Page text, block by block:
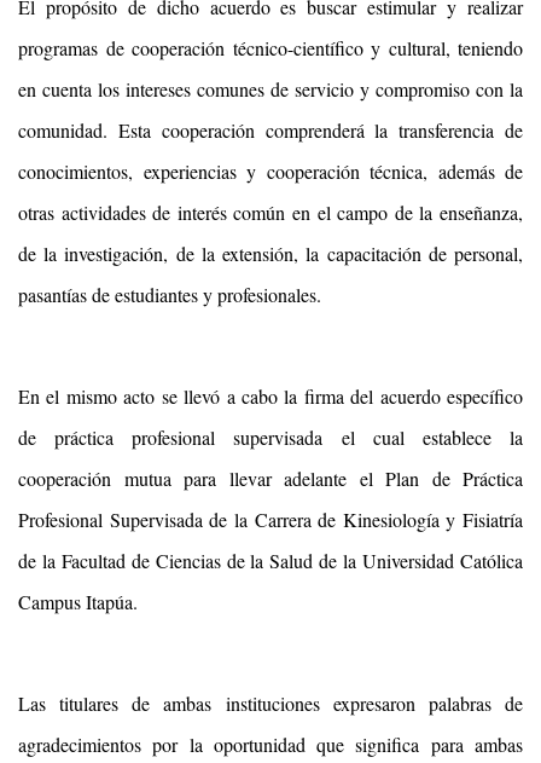
El propósito de dicho acuerdo es buscar estimular y realizar
programas de cooperación técnico-científico y cultural, teniendo
en cuenta los intereses comunes de servicio y compromiso con la
comunidad. Esta cooperación comprenderá la transferencia de
conocimientos, experiencias y cooperación técnica, además de
otras actividades de interés común en el campo de la enseñanza,
de la investigación, de la extensión, la capacitación de personal,
pasantías de estudiantes y profesionales.
En el mismo acto se llevó a cabo la firma del acuerdo específico
de práctica profesional supervisada el cual establece la
cooperación mutua para llevar adelante el Plan de Práctica
Profesional Supervisada de la Carrera de Kinesiología y Fisiatría
de la Facultad de Ciencias de la Salud de la Universidad Católica
Campus Itapúa.
Las titulares de ambas instituciones expresaron palabras de
agradecimientos por la oportunidad que significa para ambas